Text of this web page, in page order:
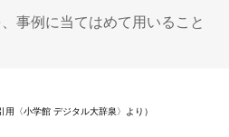
事例に当てはめて用いること
用〈小学館 デジタル大辞泉〉より）